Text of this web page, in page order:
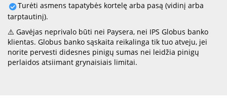
Turėti asmens tapatybės kortelę arba pasą (vidinį arba
tarptautinį).
⚠️ Gavėjas neprivalo būti nei Paysera, nei IPS Globus banko
klientas. Globus banko sąskaita reikalinga tik tuo atveju, jei
norite pervesti didesnes pinigų sumas nei leidžia pinigų
perlaidos atsiimant grynaisiais limitai.